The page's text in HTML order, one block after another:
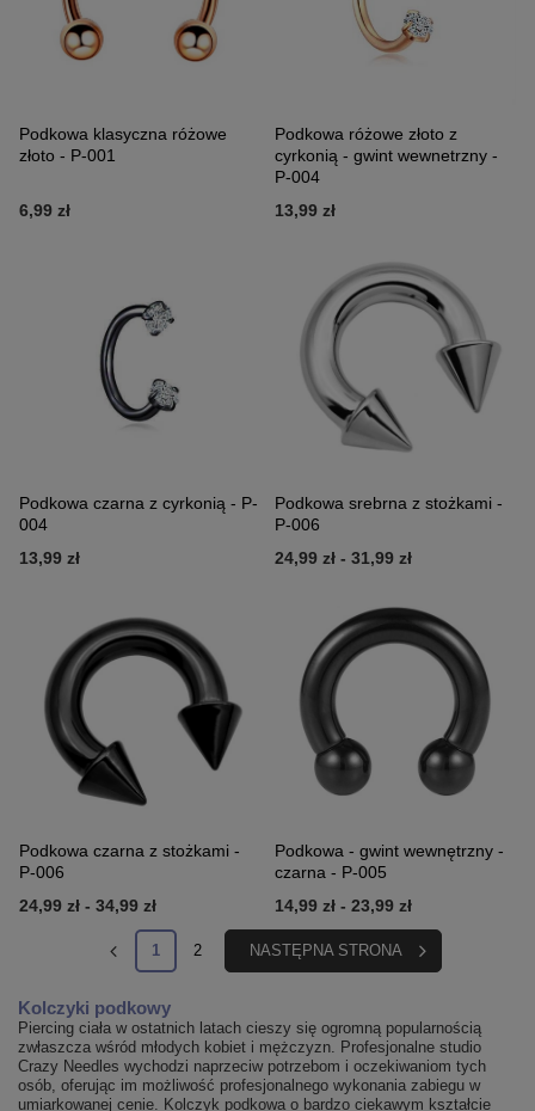
Podkowa klasyczna różowe
złoto - P-001
6,99 zł
Podkowa różowe złoto z
cyrkonią - gwint wewnetrzny -
P-004
13,99 zł
Podkowa czarna z cyrkonią - P-
004
13,99 zł
Podkowa srebrna z stożkami -
P-006
24,99 zł - 31,99 zł
Podkowa czarna z stożkami -
P-006
24,99 zł - 34,99 zł
Podkowa - gwint wewnętrzny -
czarna - P-005
14,99 zł - 23,99 zł
1 2 NASTĘPNA STRONA
Kolczyki podkowy
Piercing ciała w ostatnich latach cieszy się ogromną popularnością
zwłaszcza wśród młodych kobiet i mężczyzn. Profesjonalne studio
Crazy Needles wychodzi naprzeciw potrzebom i oczekiwaniom tych
osób, oferując im możliwość profesjonalnego wykonania zabiegu w
umiarkowanej cenie. Kolczyk podkowa o bardzo ciekawym kształcie